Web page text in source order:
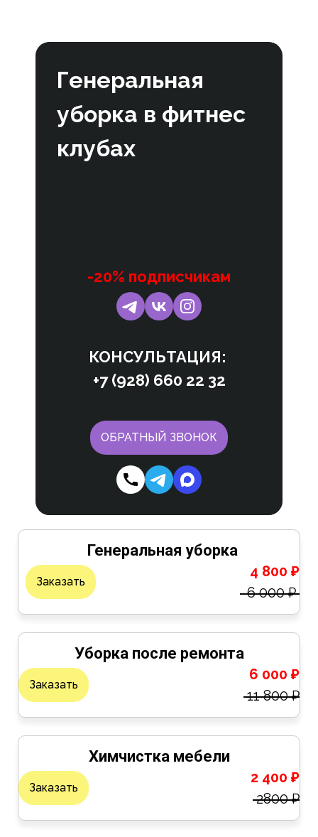
Генеральная
уборка в фитнес
клубах
-20% подписчикам
КОНСУЛЬТАЦИЯ:
+7 (928) 660 22 32
ОБРАТНЫЙ ЗВОНОК
Генеральная уборка
Заказать
4 800 ₽
6 000 ₽
Уборка после ремонта
Заказать
6 000 ₽
11 800 ₽
Химчистка мебели
Заказать
2 400 ₽
2800 ₽